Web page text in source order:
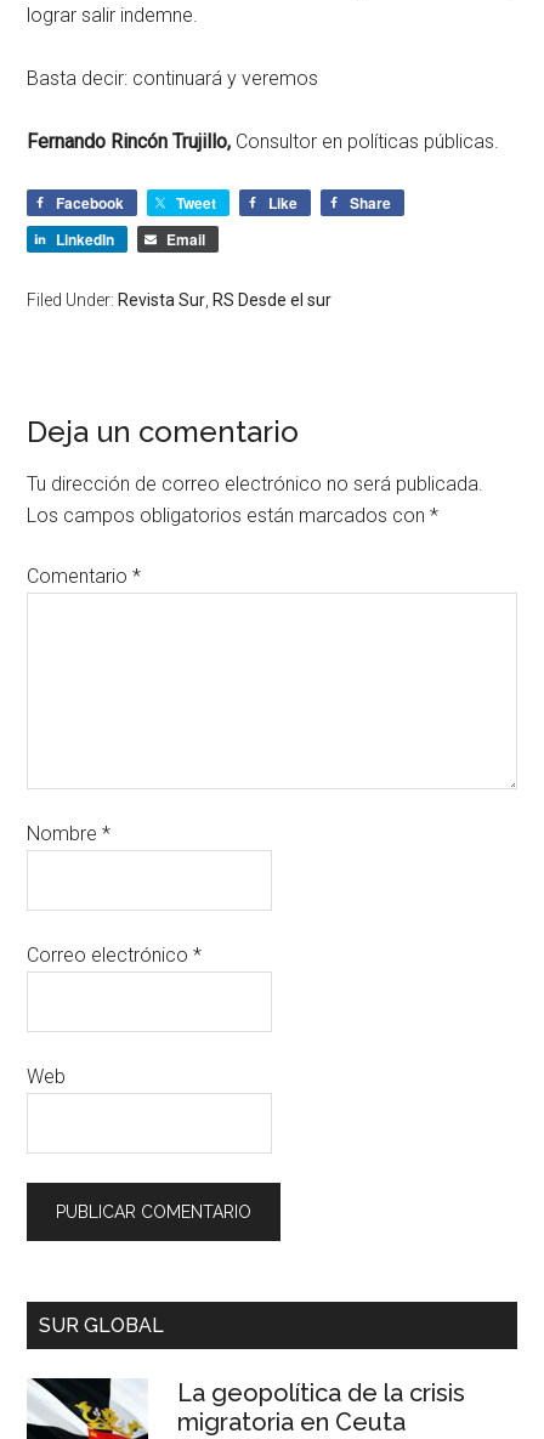
lograr salir indemne.
Basta decir: continuará y veremos
Fernando Rincón Trujillo, Consultor en políticas públicas.
Facebook Tweet Like
Share
LinkedIn
Email
Filed Under: Revista Sur, RS Desde el sur
Deja un comentario
Tu dirección de correo electrónico no será publicada.
Los campos obligatorios están marcados con*
Comentario*
Nombre*
Correo electrónico*
Web
SUR GLOBAL
La geopolítica de la crisis
migratoria en Ceuta